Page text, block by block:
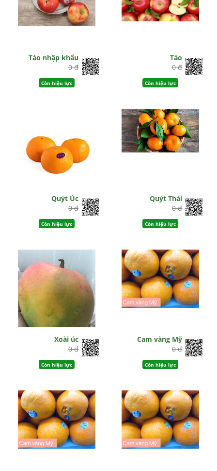
Táo nhập khẩu
0 đ
Còn hiệu lực
Táo
0 đ
Còn hiệu lực
Quýt Úc
0 đ
Còn hiệu lực
Quýt Thái
0 đ
Còn hiệu lực
Xoài úc
0 đ
Còn hiệu lực
Cam vàng Mỹ
0 đ
Còn hiệu lực